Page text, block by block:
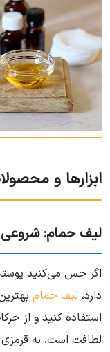
ابزارها و
لیف حمام: شروعی
اگر حس می‌کنید پوستت
دارد، لیف حمام
استفاده کنید و از
لطافت است، نه